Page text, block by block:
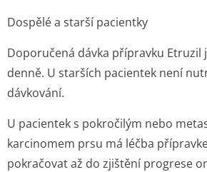
Dospělé a starší pacientky
Doporučená dávka přípravku Etruzil
denně. U starších pacientek není
dávkování.
U pacientek s pokročilým nebo
karcinomem prsu má léčba
pokračovat až do zjištění progrese